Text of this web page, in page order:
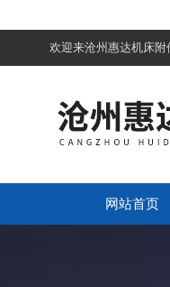
欢迎来沧州惠达机床附
网站首页